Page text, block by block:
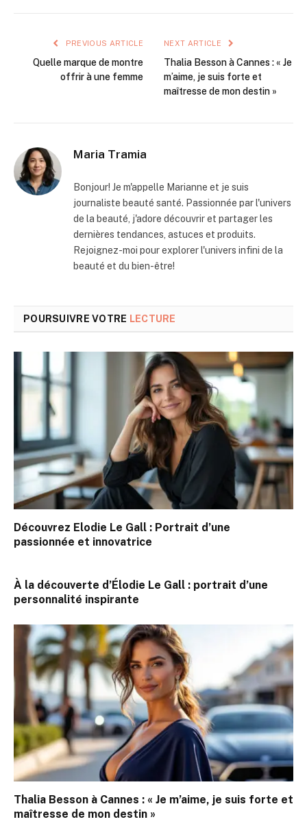
PREVIOUS ARTICLE
Quelle marque de montre
offrir à une femme
NEXT ARTICLE
Thalia Besson à Cannes : « Je
m’aime, je suis forte et
maîtresse de mon destin »
Maria Tramia
Bonjour! Je m'appelle Marianne et je suis
journaliste beauté santé. Passionnée par l'univers
de la beauté, j'adore découvrir et partager les
dernières tendances, astuces et produits.
Rejoignez-moi pour explorer l'univers infini de la
beauté et du bien-être!
POURSUIVRE VOTRE LECTURE
Découvrez Elodie Le Gall : Portrait d’une
passionnée et innovatrice
À la découverte d’Élodie Le Gall : portrait d’une
personnalité inspirante
Thalia Besson à Cannes : « Je m’aime, je suis forte et
maîtresse de mon destin »